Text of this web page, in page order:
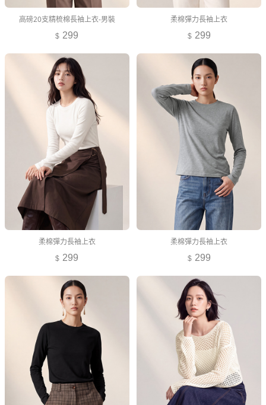
高磅20支精梳棉長袖上衣-男裝
299
柔棉彈力長袖上衣
299
柔棉彈力長袖上衣
299
柔棉彈力長袖上衣
299